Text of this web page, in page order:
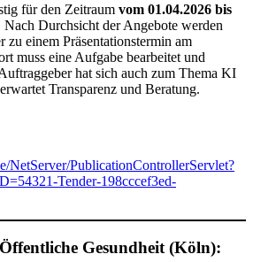
für den Zeitraum vom 01.04.2026 bis
Nach Durchsicht der Angebote werden
zu einem Präsentationstermin am
muss eine Aufgabe bearbeitet und
hat sich auch zum Thema KI
Transparenz und Beratung.
NetServer/PublicationControllerServlet?
Tender-198cccef3ed-
Gesundheit (Köln):